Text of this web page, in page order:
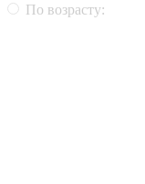
По возрасту: